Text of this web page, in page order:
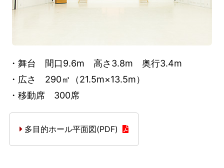
・舞台 間口9.6m 高さ3.8m 奥行3.4m
・広さ 290㎡（21.5m×13.5m）
・移動席 300席
多目的ホール平面図(PDF)